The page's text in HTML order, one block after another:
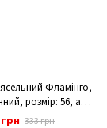
Фламінго,
розмір: 56, арт.
365-100333 грн